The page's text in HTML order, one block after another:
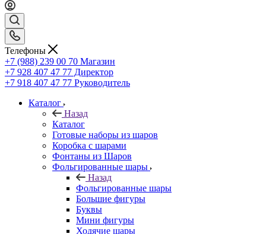
Телефоны
+7 (988) 239 00 70 Магазин
+7 928 407 47 77 Директор
+7 918 407 47 77 Руководитель
Каталог
Назад
Каталог
Готовые наборы из шаров
Коробка с шарами
Фонтаны из Шаров
Фольгированные шары
Назад
Фольгированные шары
Большие фигуры
Буквы
Мини фигуры
Ходячие шары